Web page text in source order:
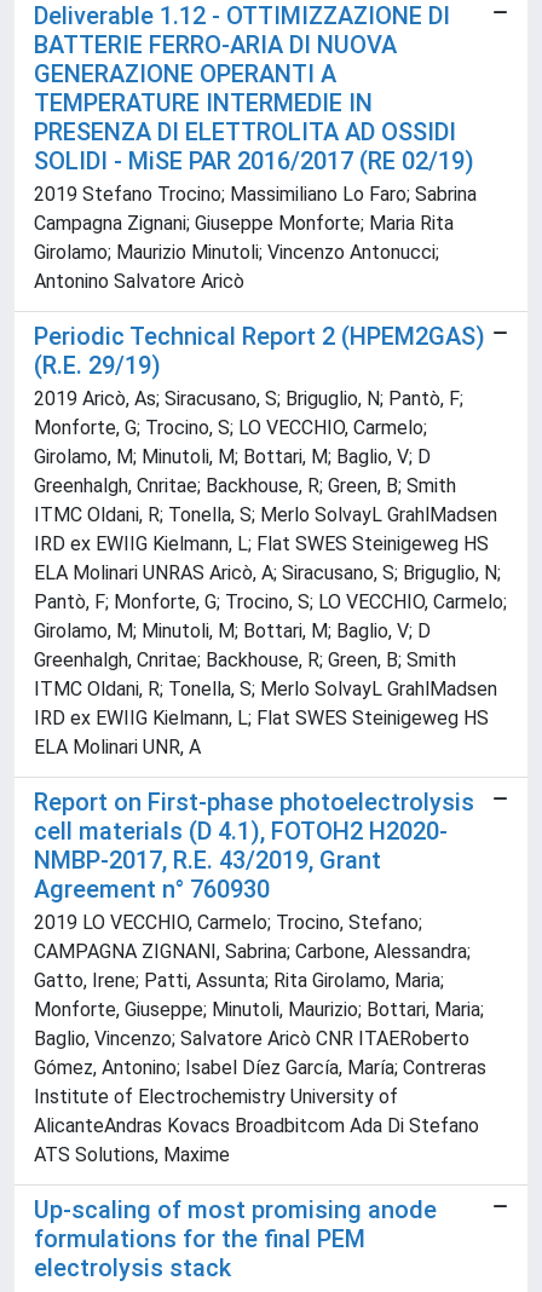
Deliverable 1.12 - OTTIMIZZAZIONE DI
BATTERIE FERRO-ARIA DI NUOVA
GENERAZIONE OPERANTI A
TEMPERATURE INTERMEDIE IN
PRESENZA DI ELETTROLITA AD OSSIDI
SOLIDI - MiSE PAR 2016/2017 (RE 02/19)
2019 Stefano Trocino; Massimiliano Lo Faro; Sabrina
Campagna Zignani; Giuseppe Monforte; Maria Rita
Girolamo; Maurizio Minutoli; Vincenzo Antonucci;
Antonino Salvatore Aricò
Periodic Technical Report 2 (HPEM2GAS)
(R.E. 29/19)
2019 Aricò, As; Siracusano, S; Briguglio, N; Pantò, F;
Monforte, G; Trocino, S; LO VECCHIO, Carmelo;
Girolamo, M; Minutoli, M; Bottari, M; Baglio, V; D
Greenhalgh, Cnritae; Backhouse, R; Green, B; Smith
ITMC Oldani, R; Tonella, S; Merlo SolvayL GrahlMadsen
IRD ex EWIIG Kielmann, L; Flat SWES Steinigeweg HS
ELA Molinari UNRAS Aricò, A; Siracusano, S; Briguglio, N;
Pantò, F; Monforte, G; Trocino, S; LO VECCHIO, Carmelo;
Girolamo, M; Minutoli, M; Bottari, M; Baglio, V; D
Greenhalgh, Cnritae; Backhouse, R; Green, B; Smith
ITMC Oldani, R; Tonella, S; Merlo SolvayL GrahlMadsen
IRD ex EWIIG Kielmann, L; Flat SWES Steinigeweg HS
ELA Molinari UNR, A
Report on First-phase photoelectrolysis
cell materials (D 4.1), FOTOH2 H2020-
NMBP-2017, R.E. 43/2019, Grant
Agreement n° 760930
2019 LO VECCHIO, Carmelo; Trocino, Stefano;
CAMPAGNA ZIGNANI, Sabrina; Carbone, Alessandra;
Gatto, Irene; Patti, Assunta; Rita Girolamo, Maria;
Monforte, Giuseppe; Minutoli, Maurizio; Bottari, Maria;
Baglio, Vincenzo; Salvatore Aricò CNR ITAERoberto
Gómez, Antonino; Isabel Díez García, María; Contreras
Institute of Electrochemistry University of
AlicanteAndras Kovacs Broadbitcom Ada Di Stefano
ATS Solutions, Maxime
Up-scaling of most promising anode
formulations for the final PEM
electrolysis stack